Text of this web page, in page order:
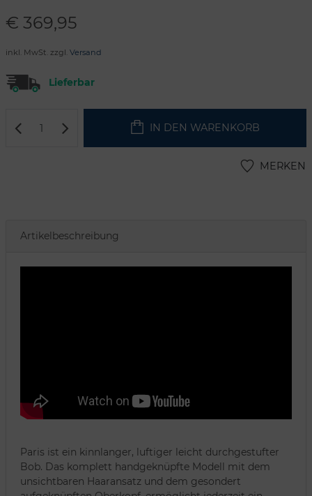
€ 369,95
inkl. MwSt. zzgl. Versand
Lieferbar
IN DEN WARENKORB
MERKEN
Artikelbeschreibung
Paris ist ein kinnlanger, luftiger leicht durchgestufter
Bob. Das komplett handgeknüpfte Modell mit dem
unsichtbaren Haaransatz und dem gesondert